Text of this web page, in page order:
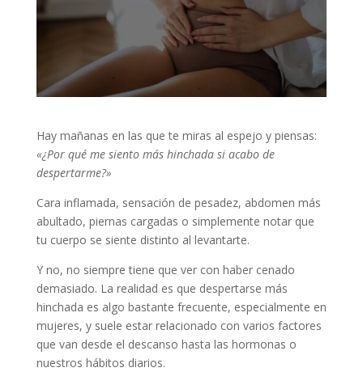
Hay mañanas en las que te miras al espejo y piensas:
«¿Por qué me siento más hinchada si acabo de
despertarme?»
Cara inflamada, sensación de pesadez, abdomen más
abultado, piernas cargadas o simplemente notar que
tu cuerpo se siente distinto al levantarte.
Y no, no siempre tiene que ver con haber cenado
demasiado. La realidad es que despertarse más
hinchada es algo bastante frecuente, especialmente en
mujeres, y suele estar relacionado con varios factores
que van desde el descanso hasta las hormonas o
nuestros hábitos diarios.